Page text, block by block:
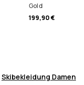
Gold
199,90 €
Skibekleidung Damen